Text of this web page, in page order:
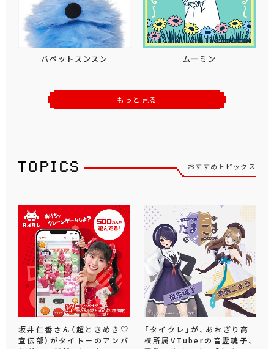
パペットスンスン ムーミン
もっと見る
おすすめトピックス
坂井仁香さん（超ときめき♡
宣伝部）がタイトーのアンバ
「タイクレ」が、あおぎり高
校所属VTuberの音霊魂子、